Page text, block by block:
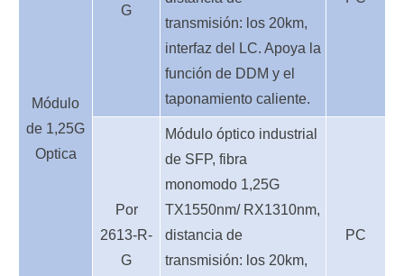
Módulo
de 1,25G
Optica
G
transmisión: los 20km,
interfaz del LC. Apoya la
función de DDM y el
taponamiento caliente.
Por
2613-R-
G
Módulo óptico industrial
de SFP, fibra
monomodo 1,25G
TX1550nm/ RX1310nm,
distancia de
transmisión: los 20km,
PC